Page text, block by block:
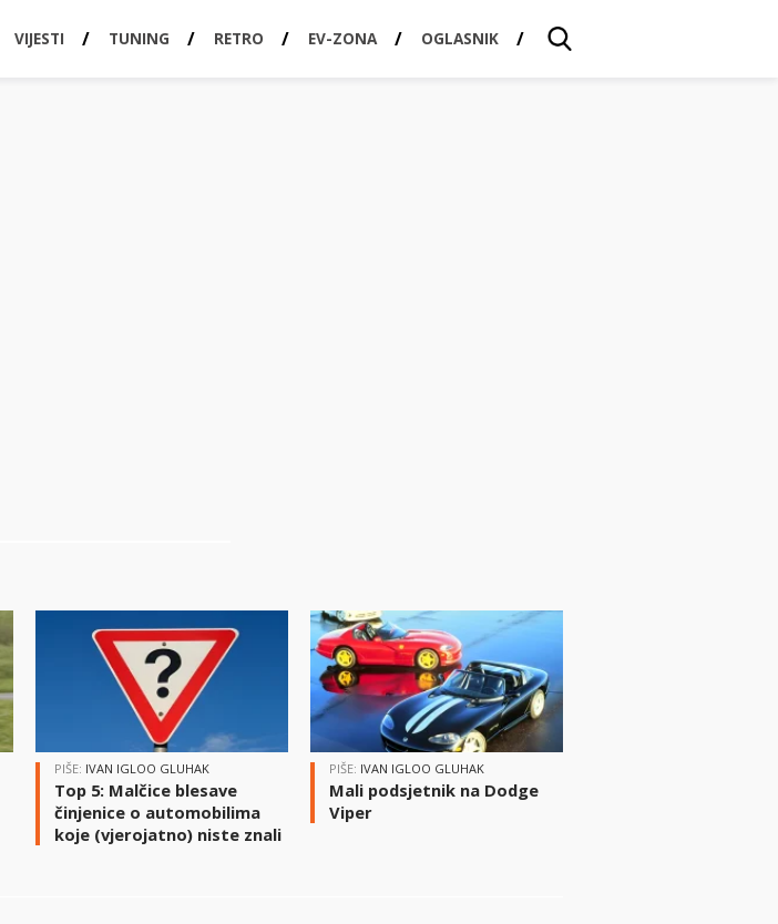
VIJESTI TUNING RETRO EV-ZONA OGLASNIK
PIŠE: IVAN IGLOO GLUHAK
Top 5: Malčice blesave
činjenice o automobilima
koje (vjerojatno) niste znali
PIŠE: IVAN IGLOO GLUHAK
Mali podsjetnik na Dodge
Viper